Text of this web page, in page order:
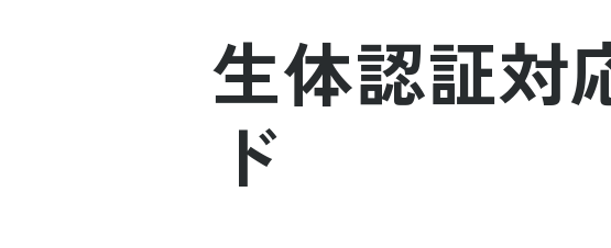
生体認証対
ド